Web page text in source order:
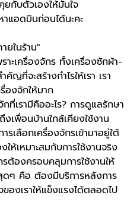
ยกับตัวเองให้มั่นใจ
แอดมินก่อนได้นะคะ
ในร้าน"
าะเครื่องจักร ทั้งเครื่องซักผ้า-
ญที่จะสร้างกำไรให้เรา เรา
องจักให้มาก
ที่เรามีคืออะไร? การดูแลรักษา
งเพื่อนบ้านใกล้เคียงใช้งาน
รเลือกเครื่องจักรเข้ามาอยู่ใต้
ให้เหมาะสมกับการใช้งานจริง
ต้องครอบคลุมการใช้งานให้
ๆ คือ ต้องมีบริการหลังการ
องเราให้แข็งแรงได้ตลอดไป